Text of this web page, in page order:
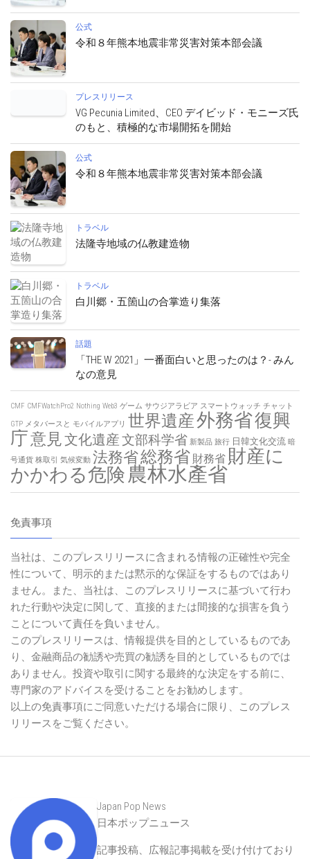
公式
令和８年熊本地震非常災害対策本部会議
プレスリリース
VG Pecunia Limited、CEO デイビッド・モニーズ氏
のもと、積極的な市場開拓を開始
公式
令和８年熊本地震非常災害対策本部会議
トラベル
法隆寺地域の仏教建造物
トラベル
白川郷・五箇山の合掌造り集落
話題
「THE W 2021」一番面白いと思ったのは？- みん
なの意見
CMF CMFWatchPro2 Nothing Web3 ゲーム サウジアラビア スマートウォッチ チャット
GTP メタバースと モバイルアプリ 世界遺産外務省復興
庁意見文化遺産文部科学省 新製品 旅行 日韓文化交流 暗
号通貨 株取引 気候変動 法務省総務省 財務省 財産に
かかわる危険 農林水產省
免責事項
当社は、このプレスリリースに含まれる情報の正確性や完全
性について、明示的または黙示的な保証をするものではあり
ません。また、当社は、このプレスリリースに基づいて行わ
れた行動や決定に関して、直接的または間接的な損害を負う
ことについて責任を負いません。
このプレスリリースは、情報提供を目的としているものであ
り、金融商品の勧誘や売買の勧誘を目的としているものでは
ありません。投資や取引に関する最終的な決定をする前に、
専門家のアドバイスを受けることをお勧めします。
以上の免責事項にご同意いただける場合に限り、このプレス
リリースをご覧ください。
Japan Pop News
日本ポップニュース
記事投稿、広報記事掲載を受け付けており